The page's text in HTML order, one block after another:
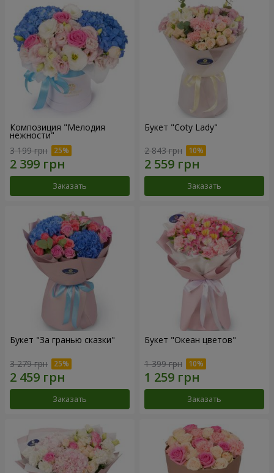
Композиция "Мелодия
нежности"
3 199 грн
Заказать
Букет "Coty Lady"
2 843 грн
Заказать
Букет "За гранью сказки"
3 279 грн
Заказать
Букет "Океан цветов"
1 399 грн
Заказать